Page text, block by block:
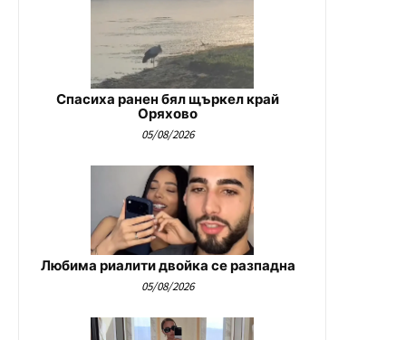
Спасиха ранен бял щъркел край
Оряхово
05/08/2026
Любима риалити двойка се разпадна
05/08/2026